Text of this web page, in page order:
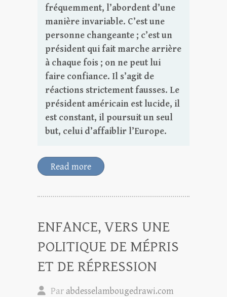
fréquemment, l’abordent d’une
manière invariable. C’est une
personne changeante ; c’est un
président qui fait marche arrière
à chaque fois ; on ne peut lui
faire confiance. Il s’agit de
réactions strictement fausses. Le
président américain est lucide, il
est constant, il poursuit un seul
but, celui d’affaiblir l’Europe.
Read more
ENFANCE, VERS UNE
POLITIQUE DE MÉPRIS
ET DE RÉPRESSION
Par abdesselambougedrawi.com